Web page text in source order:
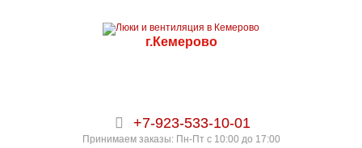
г.Кемерово
+7-923-533-10-01
Принимаем заказы: Пн-Пт с 10:00 до 17:00